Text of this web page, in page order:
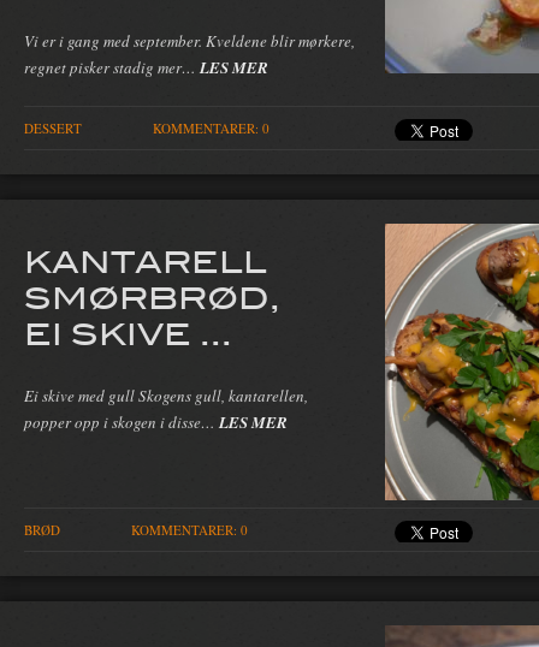
Vi er i gang med september. Kveldene blir mørkere,
regnet pisker stadig mer… LES MER
DESSERT KOMMENTARER: 0
KANTARELL
SMØRBRØD,
EI SKIVE ...
Ei skive med gull Skogens gull, kantarellen,
popper opp i skogen i disse… LES MER
BRØD KOMMENTARER: 0